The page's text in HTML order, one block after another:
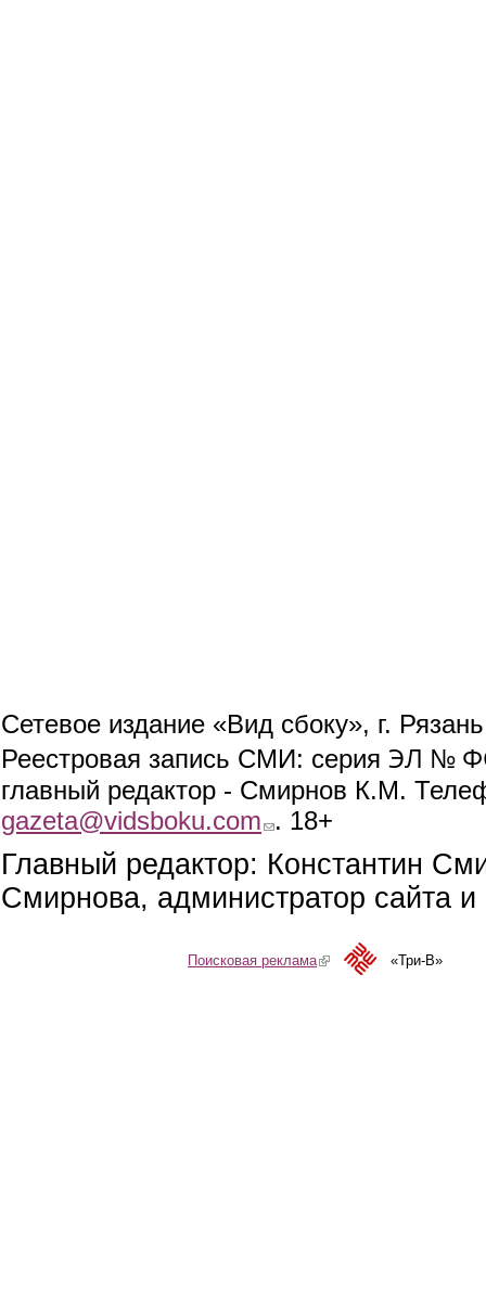
Сетевое издание «Вид сбоку», г.
Реестровая запись СМИ: серия ЭЛ №
главный редактор - Смирнов К.М.
gazeta@vidsboku.com (link sends e-mail)
. 18+
Главный редактор: Константин
Смирнова, администратор сайта
Поисковая реклама(link is external)«Три-В»